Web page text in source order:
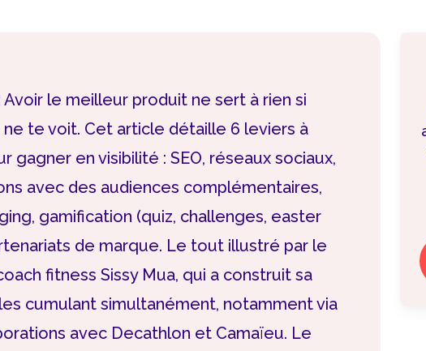
Avoir le meilleur produit ne sert à rien si
ne te voit. Cet article détaille 6 leviers à
gagner en visibilité : SEO, réseaux sociaux,
avec des audiences complémentaires,
gamification (quiz, challenges, easter
de marque. Le tout illustré par le
fitness Sissy Mua, qui a construit sa
cumulant simultanément, notamment via
avec Decathlon et Camaïeu. Le